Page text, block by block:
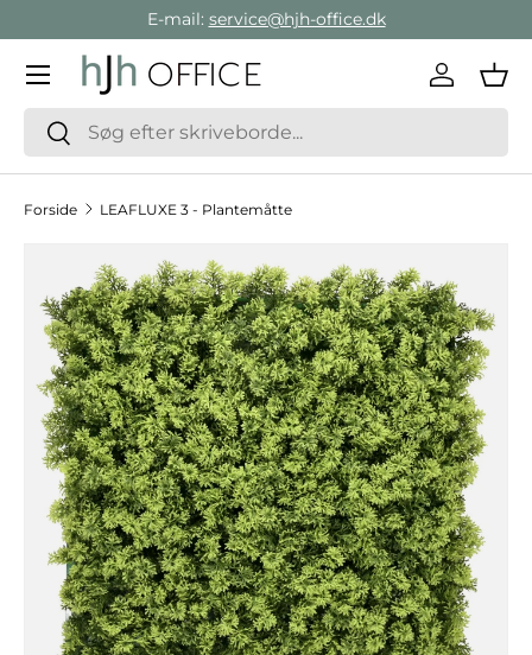
Gå direkte til indholdet
E-mail: service@hjh-office.dk
SøgSøg
Log ind
Menu
Forside LEAFLUXE 3 - Plantemåtte
Hop til produktinformation